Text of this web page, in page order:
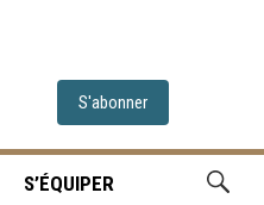
S'abonner
S’ÉQUIPER